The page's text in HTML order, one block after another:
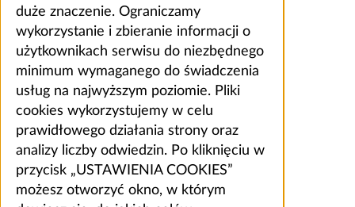
duże znaczenie. Ograniczamy
wykorzystanie i zbieranie informacji o
użytkownikach serwisu do niezbędnego
minimum wymaganego do świadczenia
usług na najwyższym poziomie. Pliki
cookies wykorzystujemy w celu
prawidłowego działania strony oraz
analizy liczby odwiedzin. Po kliknięciu w
przycisk „USTAWIENIA COOKIES”
możesz otworzyć okno, w którym